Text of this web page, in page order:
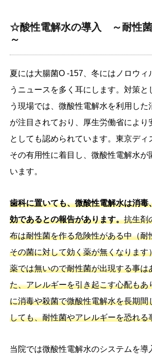
☆酸性電解水の導入 ～耐性菌
～
夏には大腸菌O -157、冬にはノロウィ
うニュースを多く耳にします。対策と
う現場では、微酸性電解水を利用した
が注目されており、厚生労働省により
としても認められています。東京ディ
その有用性に着目し、微酸性電解水が
います。
歯科に置いても、微酸性電解水は消毒
効であるとの報告があります。抗生剤
布は耐性菌を作る危険性がある中（耐
その菌に対して効く薬が無くなります
薬では無いので耐性菌が出現する事は
た、アレルギーを引き起こす心配もあ
に消毒や殺菌で微酸性電解水を長期間
しても、耐性菌やアレルギーを恐れる
当院では微酸性電解水のシステムを導